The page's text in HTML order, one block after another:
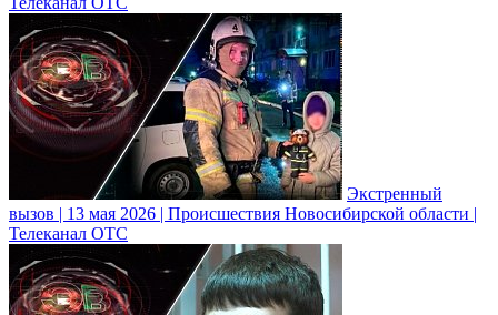
Экстренный
вызов | 13 мая 2026 | Происшествия Новосибирской области |
Телеканал ОТС